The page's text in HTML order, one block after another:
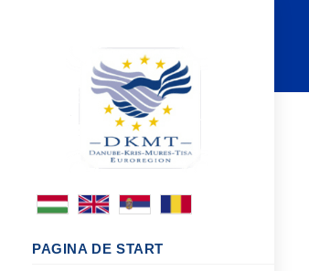
PAGINA DE START